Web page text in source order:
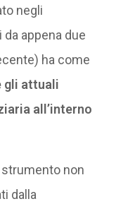
negli
appena due
ha come
gli attuali
all’interno
strumento non
dalla